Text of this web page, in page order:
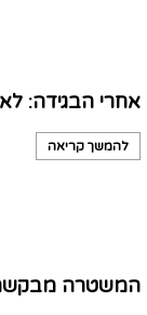
אחרי הבגידה:
להמשך קריאה
המשטרה מבקשת